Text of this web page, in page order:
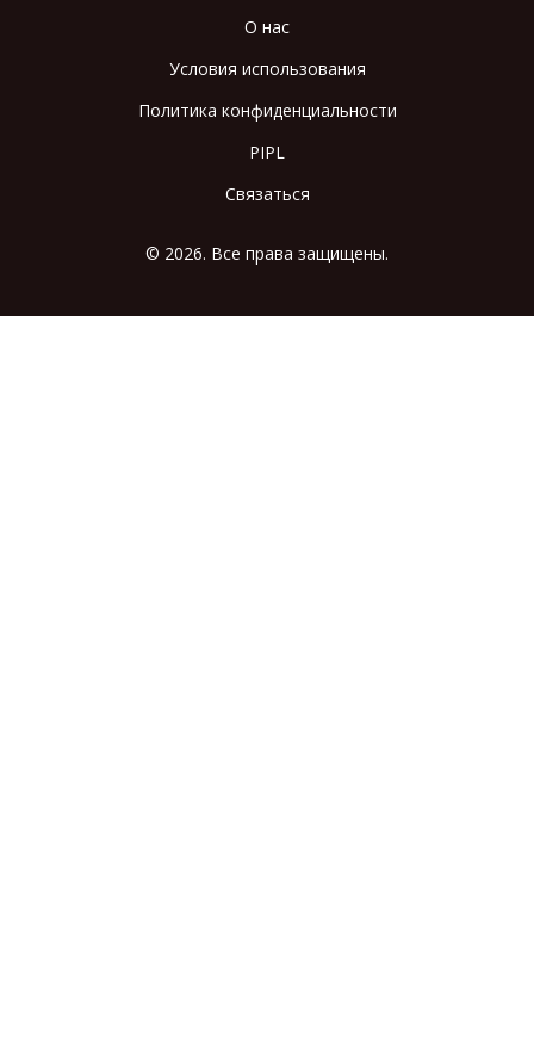
О нас
Условия использования
Политика конфиденциальности
PIPL
Связаться
© 2026. Все права защищены.